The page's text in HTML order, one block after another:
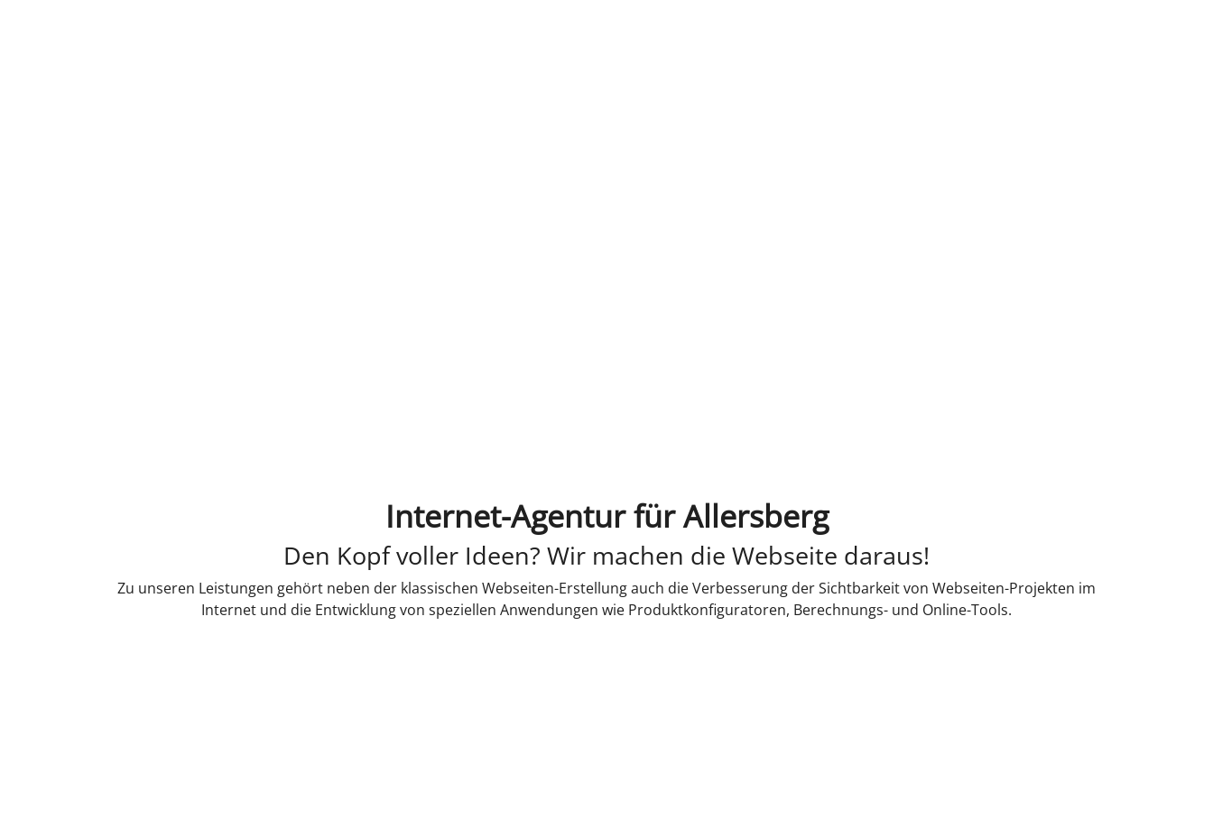
Internet-Agentur für Allersberg
Den Kopf voller Ideen? Wir machen die Webseite daraus!
Zu unseren Leistungen gehört neben der klassischen Webseiten-Erstellung auch die Verbesserung der Sichtbarkeit von Webseiten-Projekten im
Internet und die Entwicklung von speziellen Anwendungen wie Produktkonfiguratoren, Berechnungs- und Online-Tools.